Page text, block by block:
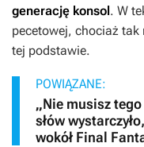
generację konsol. W
pecetowej, chociaż
tej podstawie.
POWIĄZANE:
„Nie musisz
słów
wokół Final